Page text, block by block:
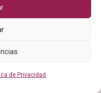
de Privacidad
por